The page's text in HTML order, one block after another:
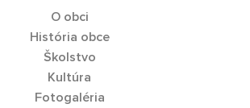
O obci
História obce
Školstvo
Kultúra
Fotogaléria